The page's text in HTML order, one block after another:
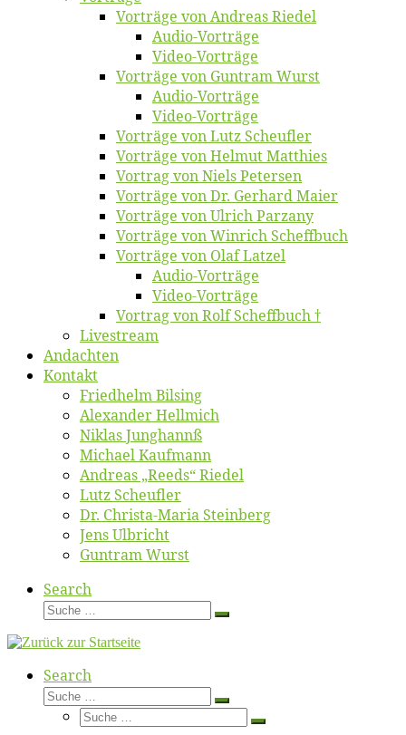
Vor­trä­ge von An­dre­as Riedel
Au­dio-Vor­trä­ge
Vi­deo-Vor­trä­ge
Vor­trä­ge von Gun­tram Wurst
Au­dio-Vor­trä­ge
Vi­deo-Vor­trä­ge
Vor­trä­ge von Lutz Scheufler
Vor­trä­ge von Hel­mut Matthies
Vor­trag von Niels Petersen
Vor­trä­ge von Dr. Ger­hard Maier
Vor­trä­ge von Ul­rich Parzany
Vor­trä­ge von Win­rich Scheffbuch
Vor­trä­ge von Olaf Latzel
Au­dio-Vor­trä­ge
Vi­deo-Vor­trä­ge
Vor­trag von Rolf Scheffbuch †
Live­stream
An­dach­ten
Kon­takt
Fried­helm Bilsing
Alex­an­der Hellmich
Ni­klas Junghannß
Mi­cha­el Kaufmann
An­dre­as „Reeds“ Riedel
Lutz Scheuf­ler
Dr. Chris­­ta-Ma­ria Steinberg
Jens Ulb­richt
Gun­tram Wurst
Search
Suche
Suche
Search
Suche
Suche
Suche
Suche